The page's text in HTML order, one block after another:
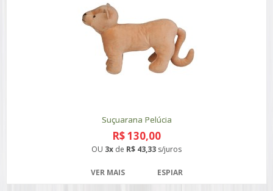
Suçuarana Pelúcia
R$ 130,00
OU 3x de R$ 43,33 s/juros
VER MAIS ESPIAR